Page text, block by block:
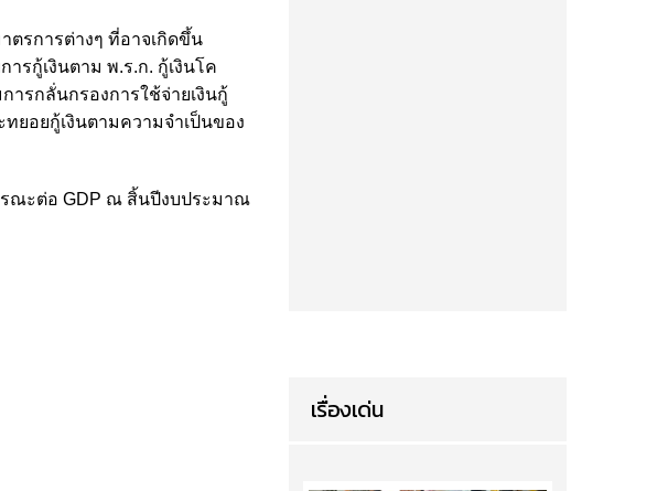
ตรการต่างๆ ที่อาจเกิดขึ้น
รกู้เงินตาม พ.ร.ก. กู้เงินโค
ารกลั่นกรองการใช้จ่ายเงินกู้
ยอยกู้เงินตามความจำเป็นของ
รณะต่อ GDP ณ สิ้นปีงบประมาณ
เรื่องเด่น